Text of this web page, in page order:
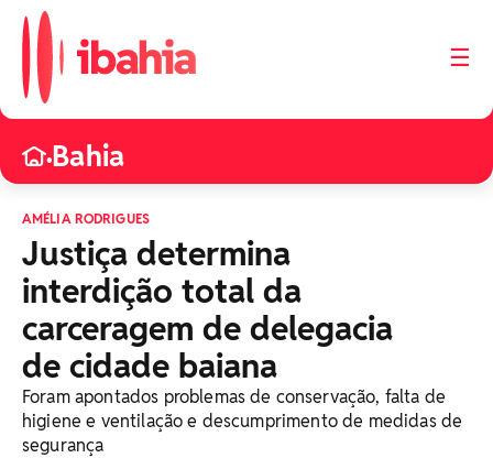
☰
•Bahia
AMÉLIA RODRIGUES
Justiça determina
interdição total da
carceragem de delegacia
de cidade baiana
Foram apontados problemas de conservação, falta de
higiene e ventilação e descumprimento de medidas de
segurança